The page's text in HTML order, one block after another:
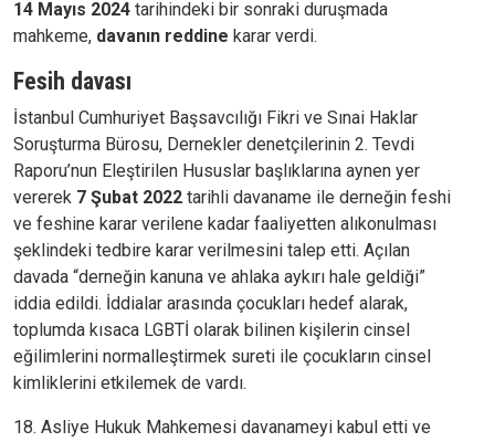
14 Mayıs 2024 tarihindeki bir sonraki duruşmada
mahkeme, davanın reddine karar verdi.
Fesih davası
İstanbul Cumhuriyet Başsavcılığı Fikri ve Sınai Haklar
Soruşturma Bürosu, Dernekler denetçilerinin 2. Tevdi
Raporu’nun Eleştirilen Hususlar başlıklarına aynen yer
vererek 7 Şubat 2022 tarihli davaname ile derneğin feshi
ve feshine karar verilene kadar faaliyetten alıkonulması
şeklindeki tedbire karar verilmesini talep etti. Açılan
davada “derneğin kanuna ve ahlaka aykırı hale geldiği”
iddia edildi. İddialar arasında çocukları hedef alarak,
toplumda kısaca LGBTİ olarak bilinen kişilerin cinsel
eğilimlerini normalleştirmek sureti ile çocukların cinsel
kimliklerini etkilemek de vardı.
18. Asliye Hukuk Mahkemesi davanameyi kabul etti ve